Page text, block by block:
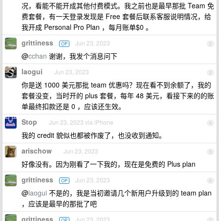
况，看能不能开成其他付费模式。我之前也是最早那批 Team 免
费套餐，有一天登录发现是 Free 套餐后联系客服说明情况，给
我开成 Personal Pro Plan ，每月账单$0 。
2
grittiness OP Jun 23, 2023
@cchan 谢谢，我发个消息问下
3
laogui Jun 23, 2023
你是送 1000 美元那批 team 优惠吗？现在看不到余额了，我的
套餐没变，当时开的 plus 套餐，每年 48 美元，看接下来的的账
单最终扣款还是 0 ，应该还生效。
4
Stop Jun 23, 2023 via iPhone
我的 credit 貌似也都被作废了，也没收到通知。
5
arischow Jun 23, 2023
好像没有。因为刚看了一下我的，现在是免费的 Plus plan
6
grittiness OP Jun 23, 2023
@laogui 不是的，我是当初邀请几个新用户升级到的 team plan
，应该是最早的那批了吧
grittiness Jun 23, 2023